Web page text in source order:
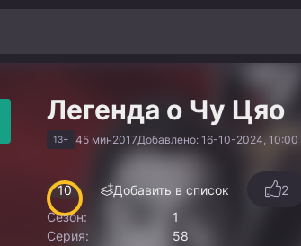
Легенда о Чу Цяо
13+ 45 мин2017Добавлено: 16-10-2024, 10:00
10 Добавить в список 2
Сезон:
1
Серия:
58